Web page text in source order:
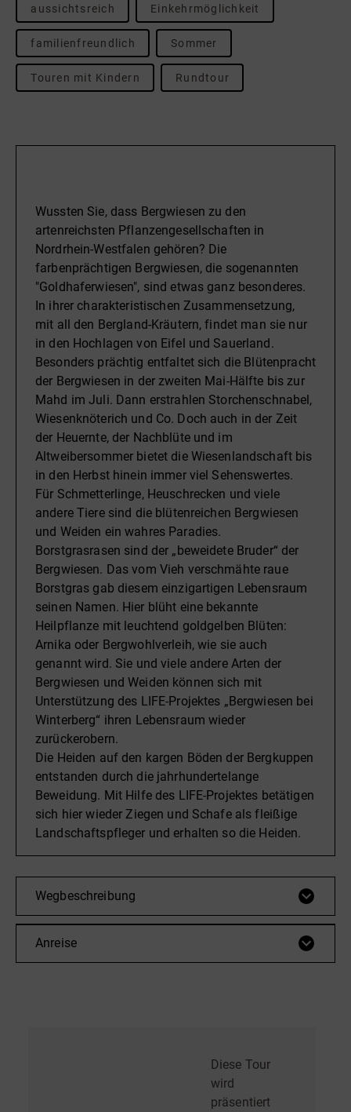
aussichtsreich Einkehrmöglichkeit
familienfreundlich Sommer
Touren mit Kindern Rundtour
Wussten Sie, dass Bergwiesen zu den
artenreichsten Pflanzengesellschaften in
Nordrhein-Westfalen gehören? Die
farbenprächtigen Bergwiesen, die sogenannten
"Goldhaferwiesen", sind etwas ganz besonderes.
In ihrer charakteristischen Zusammensetzung,
mit all den Bergland-Kräutern, findet man sie nur
in den Hochlagen von Eifel und Sauerland.
Besonders prächtig entfaltet sich die Blütenpracht
der Bergwiesen in der zweiten Mai-Hälfte bis zur
Mahd im Juli. Dann erstrahlen Storchenschnabel,
Wiesenknöterich und Co. Doch auch in der Zeit
der Heuernte, der Nachblüte und im
Altweibersommer bietet die Wiesenlandschaft bis
in den Herbst hinein immer viel Sehenswertes.
Für Schmetterlinge, Heuschrecken und viele
andere Tiere sind die blütenreichen Bergwiesen
und Weiden ein wahres Paradies.
Borstgrasrasen sind der „beweidete Bruder“ der
Bergwiesen. Das vom Vieh verschmähte raue
Borstgras gab diesem einzigartigen Lebensraum
seinen Namen. Hier blüht eine bekannte
Heilpflanze mit leuchtend goldgelben Blüten:
Arnika oder Bergwohlverleih, wie sie auch
genannt wird. Sie und viele andere Arten der
Bergwiesen und Weiden können sich mit
Unterstützung des LIFE-Projektes „Bergwiesen bei
Winterberg“ ihren Lebensraum wieder
zurückerobern.
Die Heiden auf den kargen Böden der Bergkuppen
entstanden durch die jahrhundertelange
Beweidung. Mit Hilfe des LIFE-Projektes betätigen
sich hier wieder Ziegen und Schafe als fleißige
Landschaftspfleger und erhalten so die Heiden.
Wegbeschreibung
Anreise
Diese Tour
wird
präsentiert